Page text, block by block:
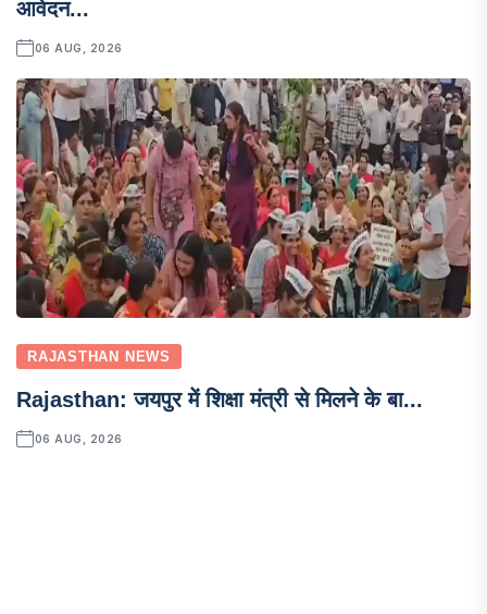
आवेदन...
06 AUG, 2026
RAJASTHAN NEWS
Rajasthan: जयपुर में शिक्षा मंत्री से मिलने के बा...
06 AUG, 2026